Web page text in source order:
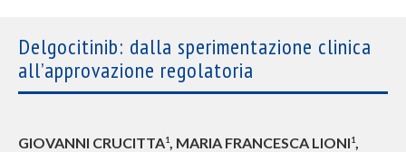
Delgocitinib: dalla sperimentazione clinica
all’approvazione regolatoria
GIOVANNI CRUCITTA1, MARIA FRANCESCA LIONI1,